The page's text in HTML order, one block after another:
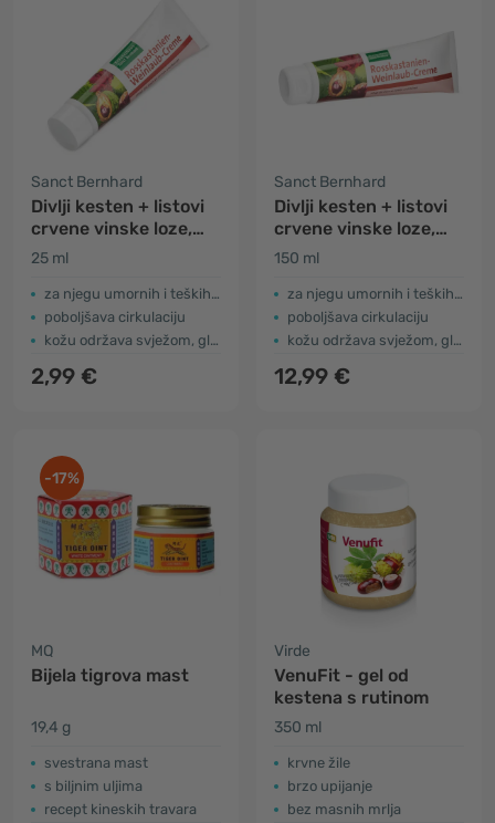
Sanct Bernhard
Divlji kesten + listovi
crvene vinske loze,
krema
25 ml
za njegu umornih i teških nogu
poboljšava cirkulaciju
kožu održava svježom, glatkom i mekom
2,99 €
Sanct Bernhard
Divlji kesten + listovi
crvene vinske loze,
krema
150 ml
za njegu umornih i teških nogu
poboljšava cirkulaciju
kožu održava svježom, glatkom i mekom
12,99 €
-17%
MQ
Bijela tigrova mast
19,4 g
svestrana mast
s biljnim uljima
recept kineskih travara
Virde
VenuFit - gel od
kestena s rutinom
350 ml
krvne žile
brzo upijanje
bez masnih mrlja